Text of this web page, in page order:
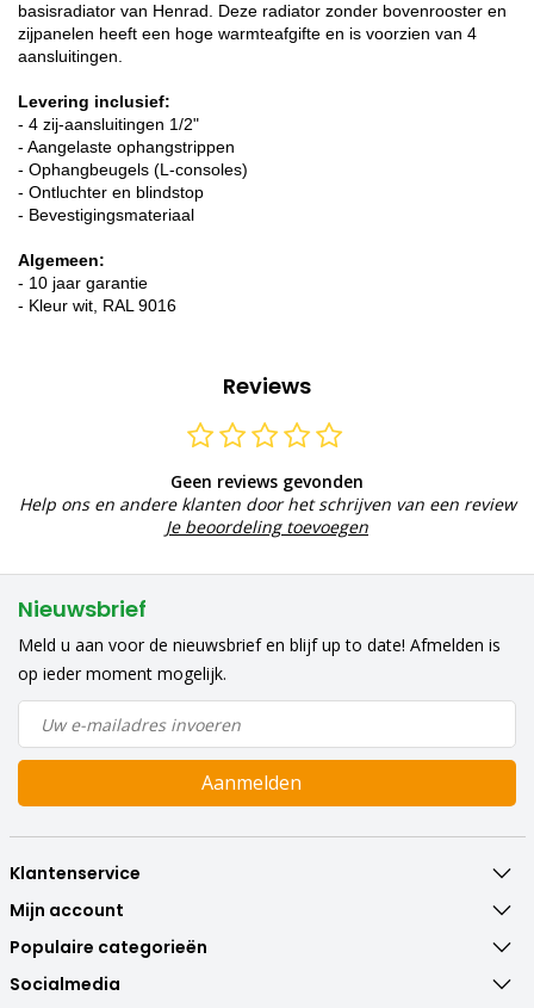
basisradiator van Henrad. Deze radiator zonder bovenrooster en
zijpanelen heeft een hoge warmteafgifte en is voorzien van 4
aansluitingen.
Levering inclusief:
- 4 zij-aansluitingen 1/2"
- Aangelaste ophangstrippen
- Ophangbeugels (L-consoles)
- Ontluchter en blindstop
- Bevestigingsmateriaal
Algemeen:
- 10 jaar garantie
- Kleur wit, RAL 9016
Reviews
Geen reviews gevonden
Help ons en andere klanten door het schrijven van een review
Je beoordeling toevoegen
Nieuwsbrief
Meld u aan voor de nieuwsbrief en blijf up to date! Afmelden is
op ieder moment mogelijk.
Aanmelden
Klantenservice
Mijn account
Populaire categorieën
Socialmedia